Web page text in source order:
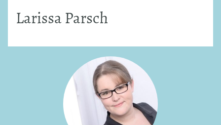
Larissa Parsch